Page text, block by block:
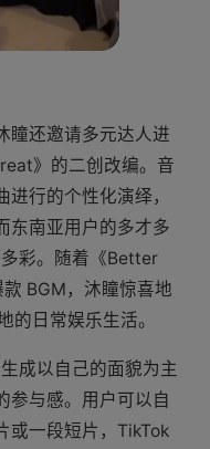
瞳还邀请多元达人进
》的二创改编。音
行的个性化演绎，
东南亚用户的多才多
彩。随着《Better
BGM，沐瞳惊喜地
的日常娱乐生活。
成以自己的面貌为主
参与感。用户可以自
或一段短片，TikTok